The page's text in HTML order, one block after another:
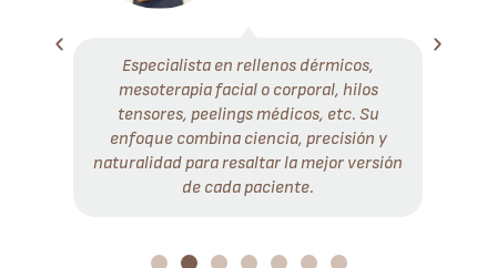
Especialista en rellenos dérmicos,
mesoterapia facial o corporal, hilos
tensores, peelings médicos, etc. Su
enfoque combina ciencia, precisión y
naturalidad para resaltar la mejor versión
de cada paciente.